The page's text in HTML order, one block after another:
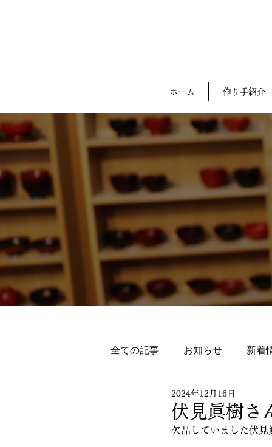
ホーム 作り手紹介
全ての記事 お知らせ 新着
伏見眞樹さ
2024年12月16日
欠品していました伏